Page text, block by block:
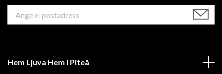
Hem Ljuva Hem i Piteå